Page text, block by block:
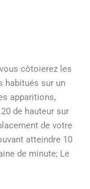
côtoierez les
habitués sur un
apparitions,
de hauteur sur
de votre
atteindre 10
de minute; Le